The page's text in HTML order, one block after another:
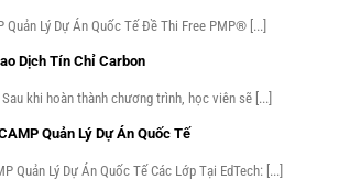
Quản Lý Dự Án Quốc Tế Đề Thi Free PMP® [...]
Dịch Tín Chỉ Carbon
khi hoàn thành chương trình, học viên sẽ [...]
Quản Lý Dự Án Quốc Tế
Quản Lý Dự Án Quốc Tế Các Lớp Tại EdTech: [...]